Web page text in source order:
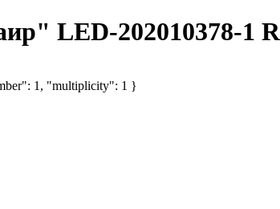
LED-202010378-1
1, "multiplicity": 1 }